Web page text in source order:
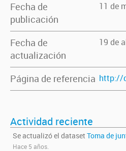
Fecha de
publicación
11 de
Fecha de
actualización
19 de
Página de referencia
Actividad reciente
Se actualizó el dataset Toma de
Hace 5 años.